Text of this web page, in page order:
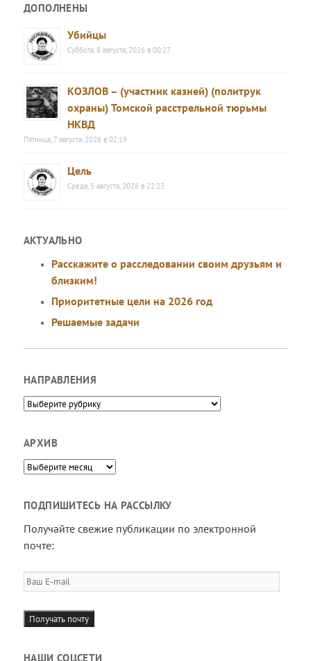
ДОПОЛНЕНЫ
Убийцы
Суббота, 8 августа, 2026 в 00:27
КОЗЛОВ – (участник казней) (политрук
охраны) Томской расстрельной тюрьмы
НКВД
Пятница, 7 августа, 2026 в 02:19
Цель
Среда, 5 августа, 2026 в 22:23
АКТУАЛЬНО
Расскажите о расследовании своим друзьям и
близким!
Приоритетные цели на 2026 год
Решаемые задачи
НАПРАВЛЕНИЯ
Направления
АРХИВ
Архив
ПОДПИШИТЕСЬ НА РАССЫЛКУ
Получайте свежие публикации по электронной
почте:
Ваш
E-
mail
Получать почту
НАШИ СОЦСЕТИ